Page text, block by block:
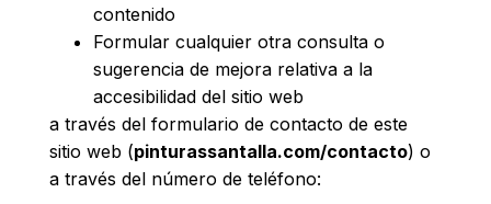
contenido
Formular cualquier otra consulta o
sugerencia de mejora relativa a la
accesibilidad del sitio web
a través del formulario de contacto de este
sitio web (pinturassantalla.com/contacto) o
a través del número de teléfono: